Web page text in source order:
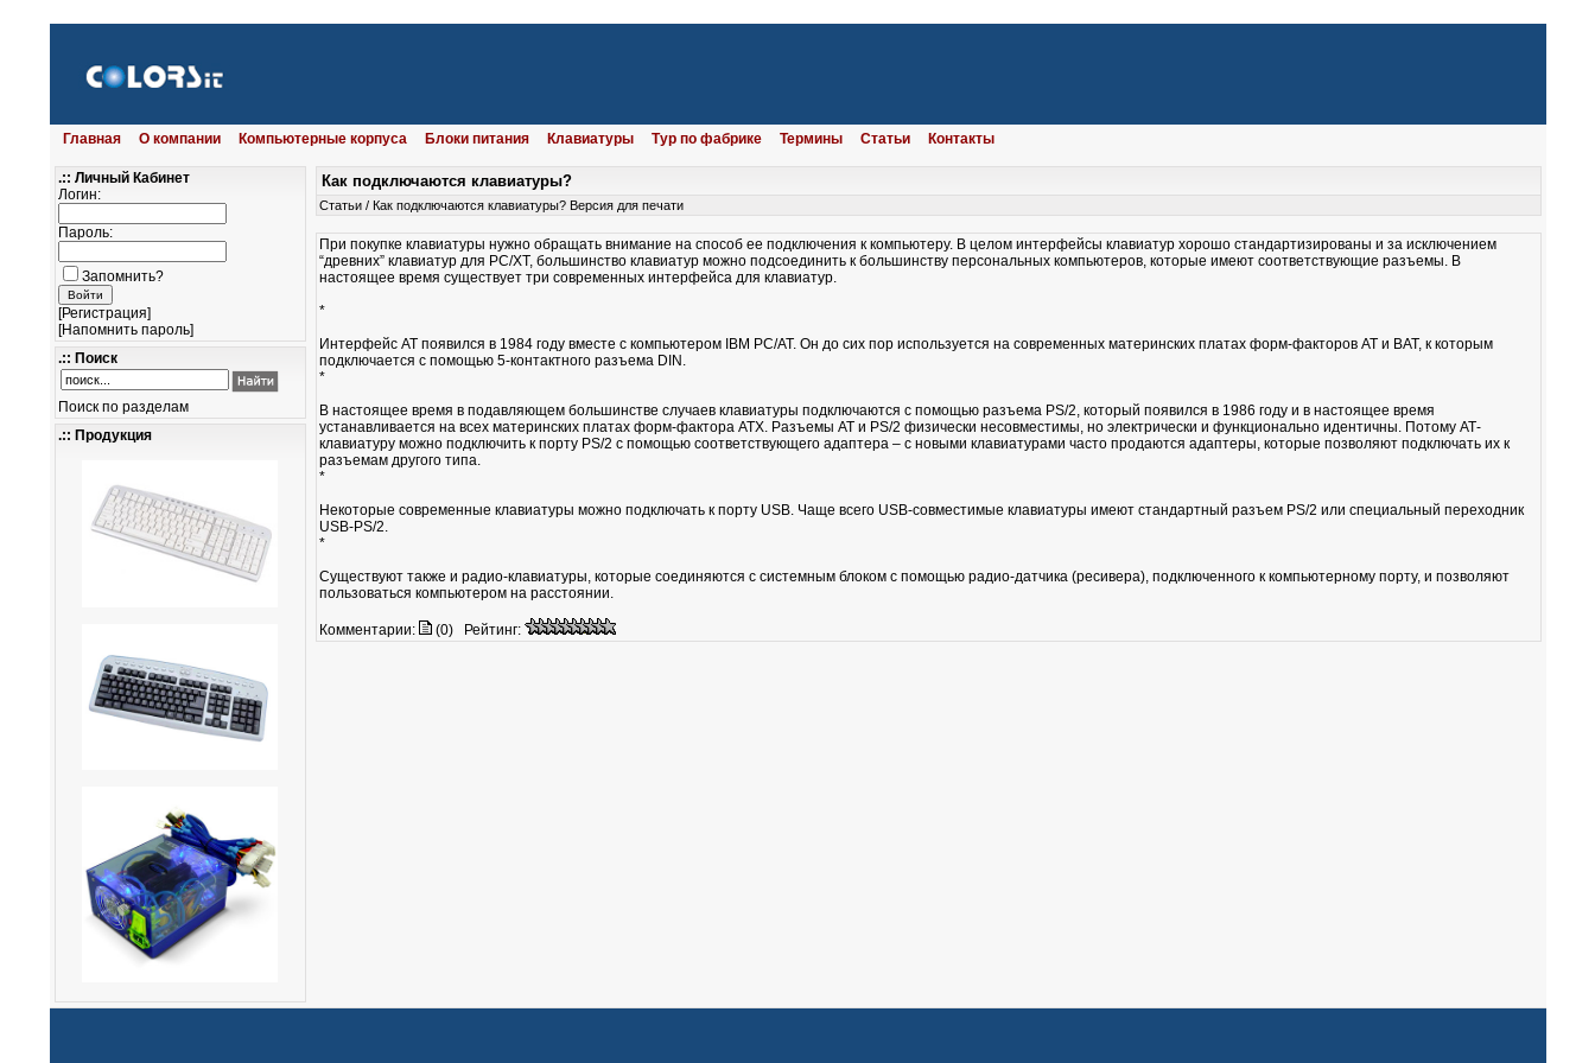
Главная О компании Компьютерные корпуса Блоки питания Клавиатуры Тур по фабрике Термины Статьи Контакты
.:: Личный Кабинет
Логин:
Пароль:
Запомнить?
[Регистрация]
[Напомнить пароль]
.:: Поиск
Поиск по разделам
.:: Продукция
Как подключаются клавиатуры?
Статьи/ Как подключаются клавиатуры? Версия для печати
При покупке клавиатуры нужно обращать внимание на способ ее подключения к компьютеру. В целом интерфейсы клавиатур хорошо стандартизированы и за исключением
“древних” клавиатур для РС/ХТ, большинство клавиатур можно подсоединить к большинству персональных компьютеров, которые имеют соответствующие разъемы. В
настоящее время существует три современных интерфейса для клавиатур.
*
Интерфейс АТ появился в 1984 году вместе с компьютером ІВМ РС/АТ. Он до сих пор используется на современных материнских платах форм-факторов АТ и ВАТ, к которым
подключается с помощью 5-контактного разъема DIN.
*
В настоящее время в подавляющем большинстве случаев клавиатуры подключаются с помощью разъема PS/2, который появился в 1986 году и в настоящее время
устанавливается на всех материнских платах форм-фактора АТХ. Разъемы АТ и PS/2 физически несовместимы, но электрически и функционально идентичны. Потому АТ-
клавиатуру можно подключить к порту PS/2 с помощью соответствующего адаптера – с новыми клавиатурами часто продаются адаптеры, которые позволяют подключать их к
разъемам другого типа.
*
Некоторые современные клавиатуры можно подключать к порту USB. Чаще всего USB-совместимые клавиатуры имеют стандартный разъем PS/2 или специальный переходник
USB-PS/2.
*
Существуют также и радио-клавиатуры, которые соединяются с системным блоком с помощью радио-датчика (ресивера), подключенного к компьютерному порту, и позволяют
пользоваться компьютером на расстоянии.
Комментарии: (0)Рейтинг: